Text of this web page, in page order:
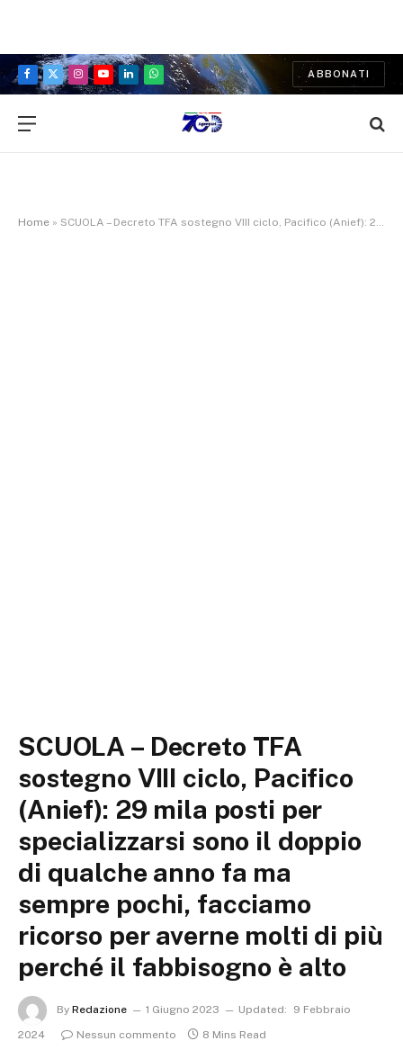
Facebook
X
Instagram
YouTubeLinkedInWhatsApp
ABBONATI
Home » SCUOLA – Decreto TFA sostegno VIII ciclo, Pacifico (Anief): 29 mila posti per specializzarsi sono il doppio di qualche anno fa ma sempre pochi, facciamo ricorso per averne molti di più perché il fabbisogno è alto
SCUOLA – Decreto TFA
sostegno VIII ciclo, Pacifico
(Anief): 29 mila posti per
specializzarsi sono il doppio
di qualche anno fa ma
sempre pochi, facciamo
ricorso per averne molti di più
perché il fabbisogno è alto
By Redazione 1 Giugno 2023 Updated:
9 Febbraio
2024
Nessun commento 8 Mins Read